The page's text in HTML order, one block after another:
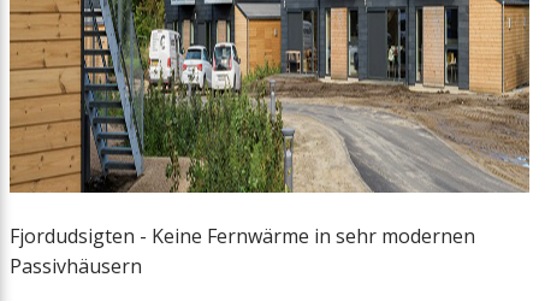
Fjordudsigten - Keine Fernwärme in sehr modernen
Passivhäusern